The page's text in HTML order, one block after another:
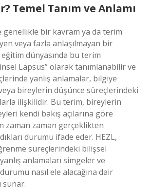
Temel Tanım ve Anlamı
genellikle bir kavram ya da terim
veya fazla anlaşılmayan bir
eğitim dünyasında bu terim
Lapsus” olarak tanımlanabilir ve
yanlış anlamalar, bilgiye
bireylerin düşünce süreçlerindeki
ilişkilidir. Bu terim, bireylerin
kendi bakış açılarına göre
zaman zaman gerçeklikten
durumu ifade eder. HEZL,
süreçlerindeki bilişsel
anlamaları simgeler ve
nasıl ele alacağına dair
sunar.